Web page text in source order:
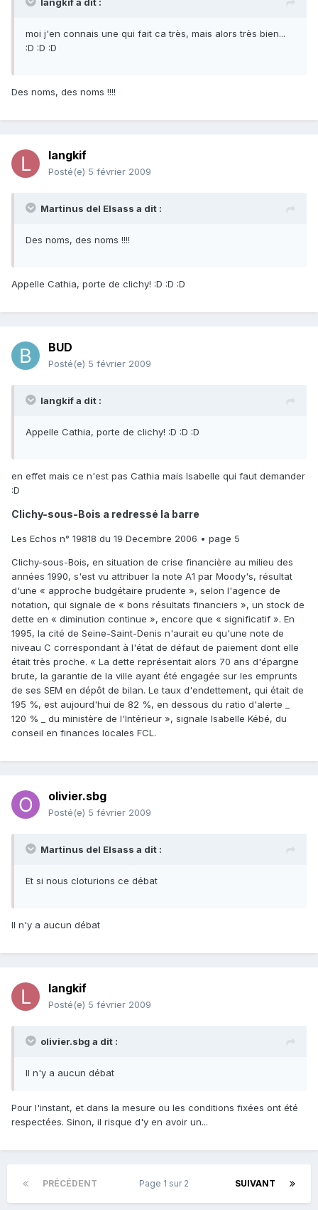
moi j'en connais une qui fait ca très, mais alors très bien...
:D :D :D
Des noms, des noms !!!!
langkif
Posté(e) 5 février 2009
Martinus del Elsass a dit :
Des noms, des noms !!!!
Appelle Cathia, porte de clichy! :D :D :D
BUD
Posté(e) 5 février 2009
langkif a dit :
Appelle Cathia, porte de clichy! :D :D :D
en effet mais ce n'est pas Cathia mais Isabelle qui faut demander
:D
Clichy-sous-Bois a redressé la barre
Les Echos n° 19818 du 19 Decembre 2006 • page 5
Clichy-sous-Bois, en situation de crise financière au milieu des
années 1990, s'est vu attribuer la note A1 par Moody's, résultat
d'une « approche budgétaire prudente », selon l'agence de
notation, qui signale de « bons résultats financiers », un stock de
dette en « diminution continue », encore que « significatif ». En
1995, la cité de Seine-Saint-Denis n'aurait eu qu'une note de
niveau C correspondant à l'état de défaut de paiement dont elle
était très proche. « La dette représentait alors 70 ans d'épargne
brute, la garantie de la ville ayant été engagée sur les emprunts
de ses SEM en dépôt de bilan. Le taux d'endettement, qui était de
195 %, est aujourd'hui de 82 %, en dessous du ratio d'alerte _
120 % _ du ministère de l'Intérieur », signale Isabelle Kébé, du
conseil en finances locales FCL.
olivier.sbg
Posté(e) 5 février 2009
Martinus del Elsass a dit :
Et si nous cloturions ce débat
Il n'y a aucun débat
langkif
Posté(e) 5 février 2009
olivier.sbg a dit :
Il n'y a aucun débat
Pour l'instant, et dans la mesure ou les conditions fixées ont été
respectées. Sinon, il risque d'y en avoir un...
PRÉCÉDENT SUIVANT
Page 1 sur 2